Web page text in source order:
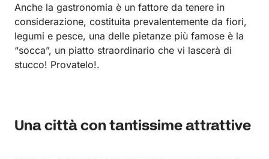
Anche la gastronomia è un fattore da tenere in
considerazione, costituita prevalentemente da fiori,
legumi e pesce, una delle pietanze più famose è la
“socca”, un piatto straordinario che vi lascerà di
stucco! Provatelo!.
Una città con tantissime attrattive